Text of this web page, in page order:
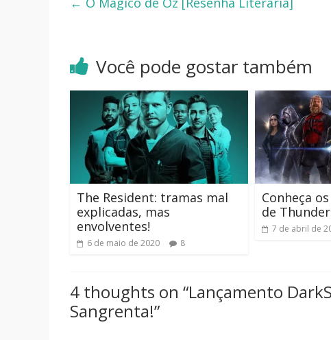
Você pode gostar também
The Resident: tramas mal
explicadas, mas
envolventes!
6 de maio de 2020 8
Conheça
de
7 de abril de
4 thoughts on “Lançamento
Sangrenta!”